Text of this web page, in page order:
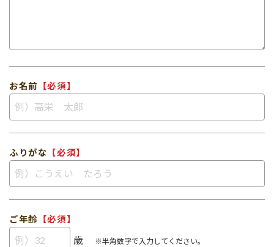
お名前 【必須】
ふりがな 【必須】
ご年齢 【必須】
歳 ※半角数字で入力してください。